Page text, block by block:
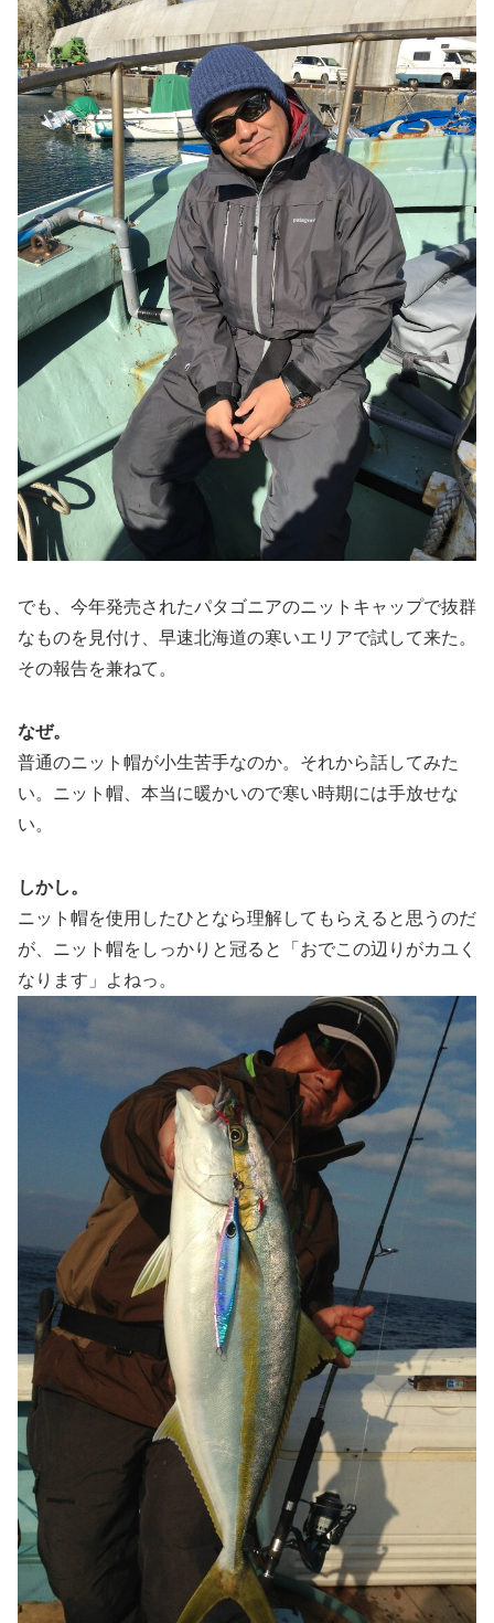
でも、今年発売されたパタゴニアのニットキャップで抜群
なものを見付け、早速北海道の寒いエリアで試して来た。
その報告を兼ねて。
なぜ。
普通のニット帽が小生苦手なのか。それから話してみた
い。ニット帽、本当に暖かいので寒い時期には手放せな
い。
しかし。
ニット帽を使用したひとなら理解してもらえると思うのだ
が、ニット帽をしっかりと冠ると「おでこの辺りがカユく
なります」よねっ。